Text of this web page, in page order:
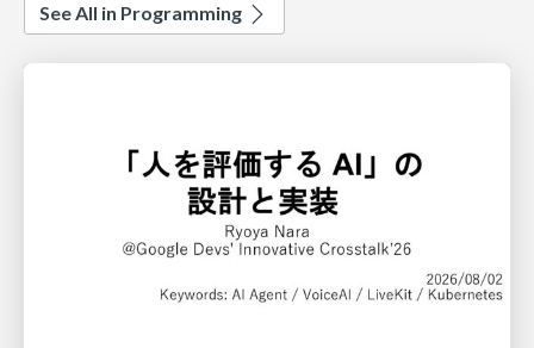
See All in Programming